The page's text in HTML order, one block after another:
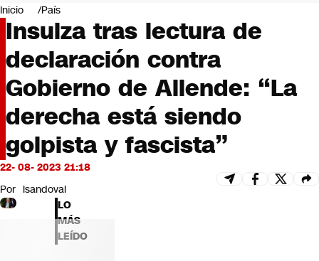
Negocios
Deportes
Programas completos
Cultura
Servicios
Bits
CNN tiempo
Futuro 360
Opinión
Inicio País
Insulza tras lectura de
declaración contra
Gobierno de Allende: “La
derecha está siendo
golpista y fascista”
22- 08- 2023 21:18
Por lsandoval
LO
MÁS
LEÍDO